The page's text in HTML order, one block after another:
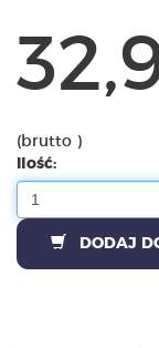
(brutto )
Ilość:
DODAJ